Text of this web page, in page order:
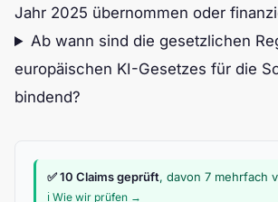
Jahr 2025 übernommen oder
Ab wann sind die gesetzlichen
europäischen KI-Gesetzes für die
bindend?
✅ 10 Claims geprüft, davon 7 mehrfach
ℹ️ Wie wir prüfen →